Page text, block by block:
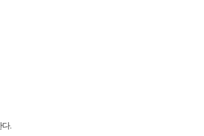
다.